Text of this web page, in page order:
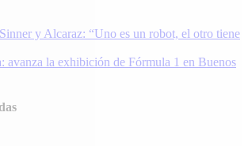
y Alcaraz: “Uno es un robot, el otro tiene
avanza la exhibición de Fórmula 1 en Buenos